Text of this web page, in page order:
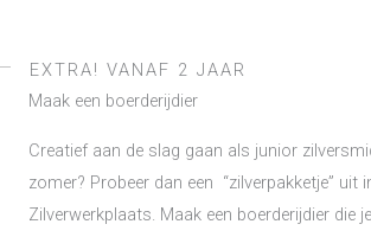
EXTRA! VANAF 2 JAAR
Maak een boerderijdier
Creatief aan de slag gaan als junior
zomer? Probeer dan een “zilverpakketje” uit
Zilverwerkplaats. Maak een boerderijdier die